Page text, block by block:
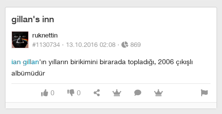
gillan's inn
ruknettin
#1130734 · 13.10.2016 02:08 · 869
ian gillan'ın yılların birikimini birarada topladığı, 2006 çıkışlı
albümüdür
0 0